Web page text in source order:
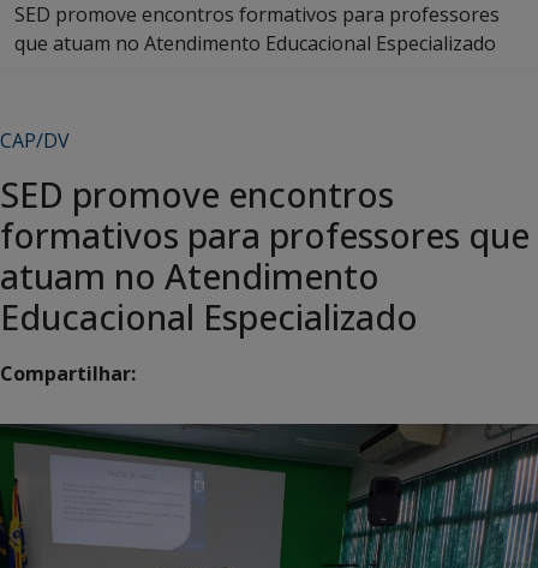
SED promove encontros formativos para professores
que atuam no Atendimento Educacional Especializado
CAP/DV
SED promove encontros
formativos para professores que
atuam no Atendimento
Educacional Especializado
Compartilhar: